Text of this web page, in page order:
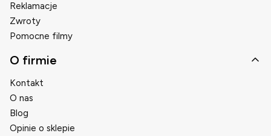
Reklamacje
Zwroty
Pomocne filmy
O firmie
Kontakt
O nas
Blog
Opinie o sklepie